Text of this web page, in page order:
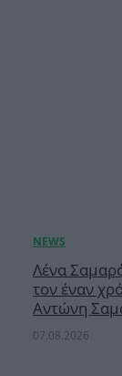
Λένα
τον έναν
Αντώνη
07.08.2026